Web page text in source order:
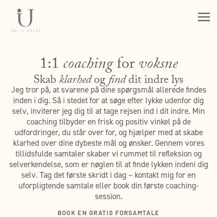
indholdet
1:1 coachingforvoksne
Skabklarhedogfinddit indre lys
Jeg tror på, at svarene på dine spørgsmål allerede findes
inden i dig. Så i stedet for at søge efter lykke udenfor dig
selv, inviterer jeg dig til at tage rejsen ind i dit indre. Min
coaching tilbyder en frisk og positiv vinkel på de
udfordringer, du står over for, og hjælper med at skabe
klarhed over dine dybeste mål og ønsker. Gennem vores
tillidsfulde samtaler skaber vi rummet til refleksion og
selverkendelse, som er nøglen til at finde lykken indeni dig
selv. Tag det første skridt i dag – kontakt mig for en
uforpligtende samtale eller book din første coaching-
session.
BOOK EN GRATIS FORSAMTALE